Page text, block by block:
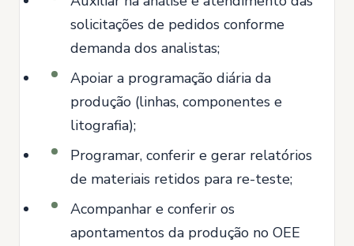
solicitações de pedidos conforme
demanda dos analistas;
Apoiar a programação diária da
produção (linhas, componentes e
litografia);
Programar, conferir e gerar relatórios
de materiais retidos para re-teste;
Acompanhar e conferir os
apontamentos da produção no OEE